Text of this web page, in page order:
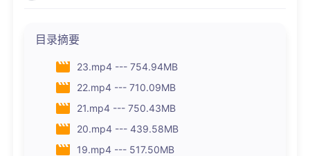
目录摘要
23.mp4 --- 754.94MB
22.mp4 --- 710.09MB
21.mp4 --- 750.43MB
20.mp4 --- 439.58MB
19.mp4 --- 517.50MB